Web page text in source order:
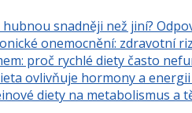
snadněji než jiní?
onemocnění: zdravotní
proč rychlé diety často
ovlivňuje hormony a
diety na metabolismus a